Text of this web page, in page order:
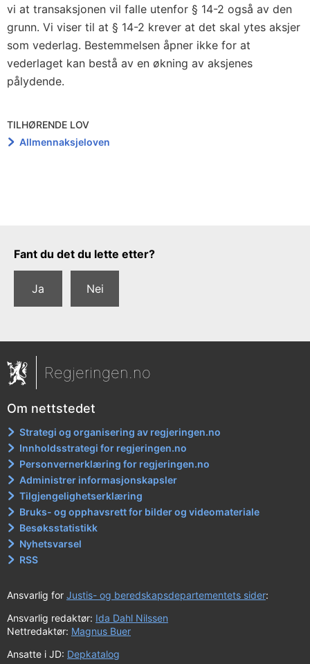
vi at transaksjonen vil falle utenfor § 14-2 også av den
grunn. Vi viser til at § 14-2 krever at det skal ytes aksjer
som vederlag. Bestemmelsen åpner ikke for at
vederlaget kan bestå av en økning av aksjenes
pålydende.
TILHØRENDE LOV
Allmennaksjeloven
Tilbakemeldingsskjema
Fant du det du lette etter?
Ja Nei
Regjeringen.no
Om nettstedet
Strategi og organisering av regjeringen.no
Innholdsstrategi for regjeringen.no
Personvernerklæring for regjeringen.no
Administrer informasjonskapsler
Tilgjengelighetserklæring
Bruks- og opphavsrett for bilder og videomateriale
Besøksstatistikk
Nyhetsvarsel
RSS
Ansvarlig for Justis- og beredskapsdepartementets sider:
Ansvarlig redaktør: Ida Dahl Nilssen
Nettredaktør: Magnus Buer
Ansatte i JD: Depkatalog